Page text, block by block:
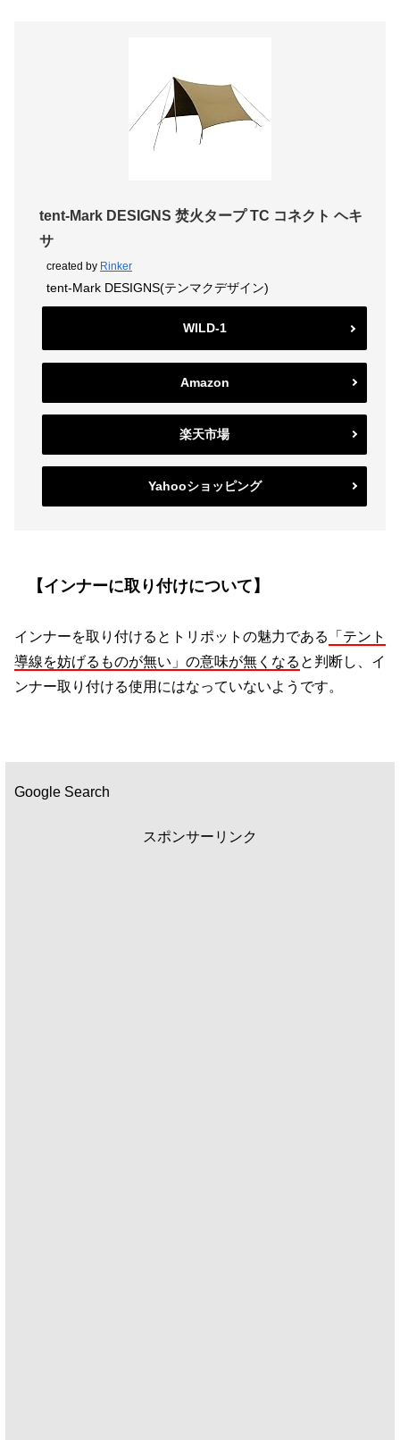
tent-Mark DESIGNS 焚火タープ TC コネクト ヘキ
サ
created by Rinker
tent-Mark DESIGNS(テンマクデザイン)
WILD-1
Amazon
楽天市場
Yahooショッピング
【インナーに取り付けについて】
インナーを取り付けるとトリポットの魅力である
「テント
導線を妨げるものが無い」の意味が無くなる と判断し、イ
ンナー取り付ける使用にはなっていないようです。
Google Search
スポンサーリンク